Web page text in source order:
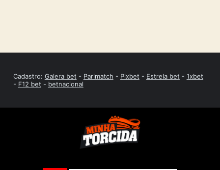
Cadastro: Galera bet - Parimatch - Pixbet - Estrela bet - 1xbet
- F12 bet - betnacional